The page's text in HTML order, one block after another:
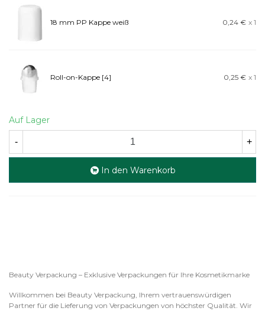
18 mm PP Kappe weiß 0,24 € x 1
Roll-on-Kappe [4] 0,25 € x 1
Auf Lager
- +
In den Warenkorb
Beauty Verpackung – Exklusive Verpackungen für Ihre Kosmetikmarke
Willkommen bei Beauty Verpackung, Ihrem vertrauenswürdigen
Partner für die Lieferung von Verpackungen von höchster Qualität. Wir